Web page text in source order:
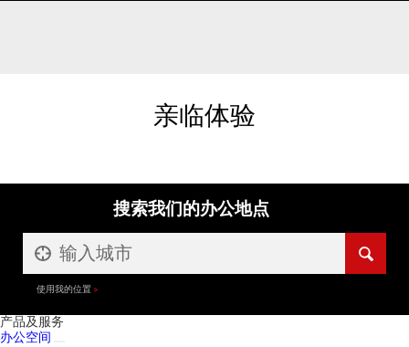
亲临体验
搜索我们的办公地点
使用我的位置
产品及服务
办公空间